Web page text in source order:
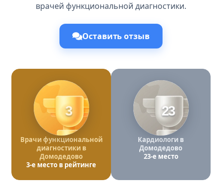
врачей функциональной диагностики.
Оставить отзыв
3
Врачи функциональной
диагностики в
Домодедово
3-е место в рейтинге
23
Кардиологи в
Домодедово
23-е место